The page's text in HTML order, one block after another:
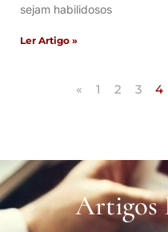
sejam habilidosos
Ler Artigo »
« 1 2 3 4
Artigos